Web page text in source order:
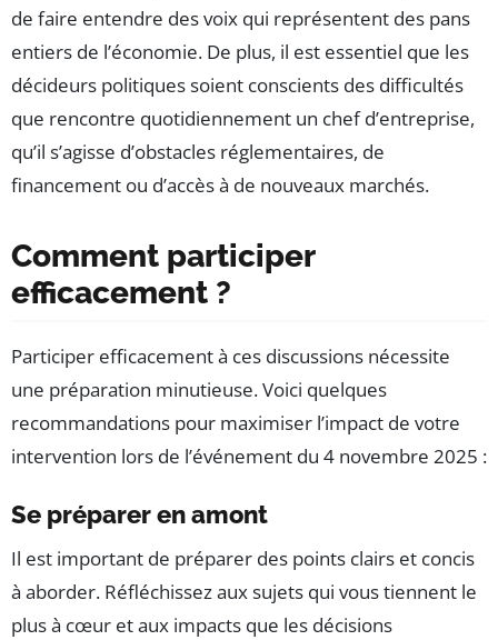
de faire entendre des voix qui représentent des pans
entiers de l’économie. De plus, il est essentiel que les
décideurs politiques soient conscients des difficultés
que rencontre quotidiennement un chef d’entreprise,
qu’il s’agisse d’obstacles réglementaires, de
financement ou d’accès à de nouveaux marchés.
Comment participer
efficacement ?
Participer efficacement à ces discussions nécessite
une préparation minutieuse. Voici quelques
recommandations pour maximiser l’impact de votre
intervention lors de l’événement du 4 novembre 2025 :
Se préparer en amont
Il est important de préparer des points clairs et concis
à aborder. Réfléchissez aux sujets qui vous tiennent le
plus à cœur et aux impacts que les décisions